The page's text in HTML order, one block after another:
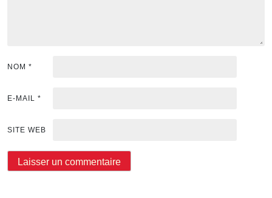
NOM *
E-MAIL *
SITE WEB